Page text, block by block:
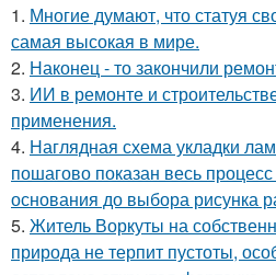
1. Многие думают, что статуя
самая высокая в мире.
2. Наконец - то закончили
3. ИИ в ремонте и
применения.
4. Наглядная схема укладки
пошагово показан весь процесс
основания до выбора рисунка
5. Житель Воркуты на
природа не терпит пустоты,